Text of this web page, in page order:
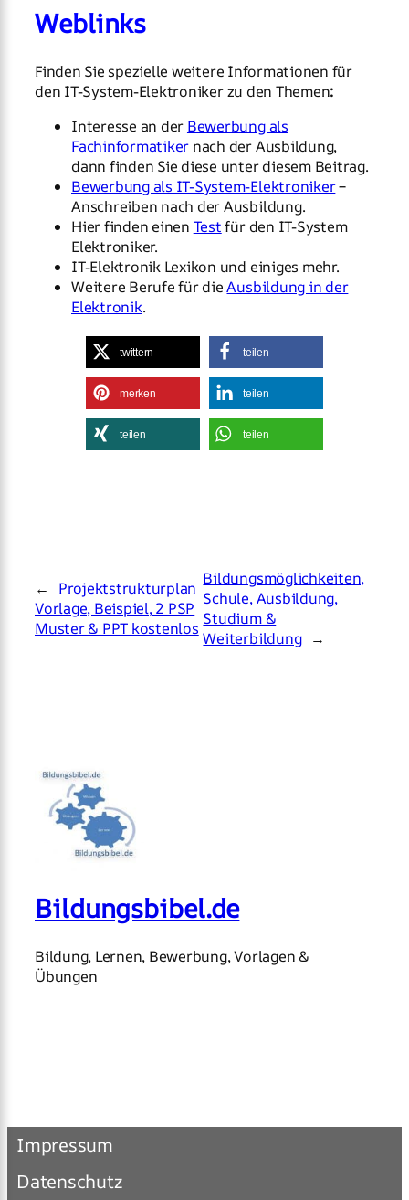
Weblinks
Finden Sie spezielle weitere Informationen für
den IT-System-Elektroniker zu den Themen:
Interesse an der Bewerbung als
Fachinformatiker nach der Ausbildung,
dann finden Sie diese unter diesem Beitrag.
Bewerbung als IT-System-Elektroniker–
Anschreiben nach der Ausbildung.
Hier finden einen Testfür den IT-System
Elektroniker.
IT-Elektronik Lexikon und einiges mehr.
Weitere Berufe für dieAusbildung in der
Elektronik.
twittern teilen
merken teilen
teilen teilen
←
Projektstrukturplan
Vorlage, Beispiel, 2 PSP
Muster & PPT kostenlos
Bildungsmöglichkeiten,
Schule, Ausbildung,
Studium &
Weiterbildung →
Bildungsbibel.de
Bildung, Lernen, Bewerbung, Vorlagen &
Übungen
Impressum
Datenschutz